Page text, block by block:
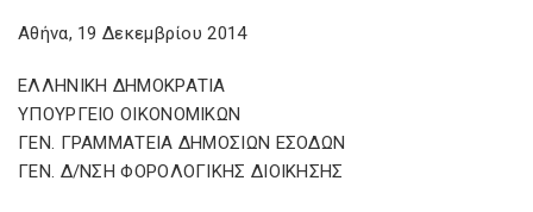
Αθήνα, 19 Δεκεμβρίου 2014
ΕΛΛΗΝΙΚΗ ΔΗΜΟΚΡΑΤΙΑ
ΥΠΟΥΡΓΕΙΟ ΟΙΚΟΝΟΜΙΚΩΝ
ΓΕΝ. ΓΡΑΜΜΑΤΕΙΑ ΔΗΜΟΣΙΩΝ ΕΣΟΔΩΝ
ΓΕΝ. Δ/ΝΣΗ ΦΟΡΟΛΟΓΙΚΗΣ ΔΙΟΙΚΗΣΗΣ